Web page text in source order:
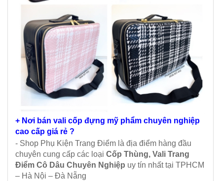
+ Nơi bán vali cốp đựng mỹ phẩm chuyên nghiệp
cao cấp giá rẻ ?
- Shop Phụ Kiện Trang Điểm là địa điểm hàng đầu
chuyên cung cấp các loại Cốp Thùng, Vali Trang
Điểm Cô Dâu Chuyên Nghiệp uy tín nhất tại TPHCM
– Hà Nội – Đà Nẵng